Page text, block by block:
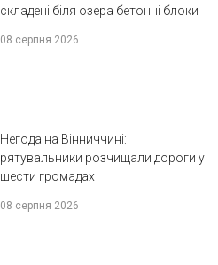
складені біля озера бетонні блоки
08 серпня 2026
Негода на Вінниччині:
рятувальники розчищали дороги у
шести громадах
08 серпня 2026